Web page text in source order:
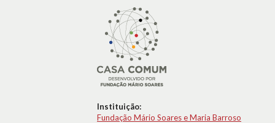
Instituição:
Fundação Mário Soares e Maria Barroso